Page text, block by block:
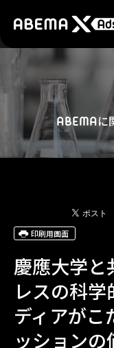
ABEMAに
印刷用画面
慶應大学と
レスの科
ディアがこ
ッションの